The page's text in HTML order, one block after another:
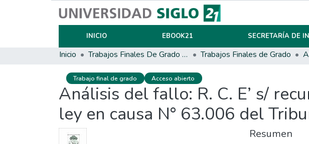
INICIO EBOOK21 SECRETARÍA DE
Inicio Trabajos Finales De Grado Y Posgrado Trabajos Finales de Grado
Trabajo final de grado Acceso abierto
Análisis del fallo: R. C. E’ s/
ley en causa N° 63.006 del
Resumen